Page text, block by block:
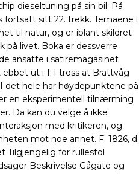
dieseltuning på sin bil. På
fortsatt sitt 22. trekk. Temaene i
til natur, og er iblant skildret
på livet. Boka er dessverre
ansatte i satiremagasinet
ebbet ut i 1-1 tross at Brattvåg
hele har høydepunktene på
en eksperimentell tilnærming
Da kan du velge å ikke
med kritikeren, og
mot noe annet. F. 1826, d.
Tilgjengelig for rullestol
Beskrivelse Gågate og